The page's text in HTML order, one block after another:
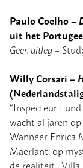
Paulo Coelho –
uit het
Geen uitleg –
Willy Corsari –
“Inspecteur
wacht al jaren
Wanneer Enrica
Maerlant, op